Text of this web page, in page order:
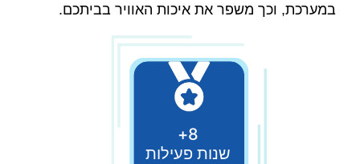
במערכת, וכך משפר את איכות האוויר בביתכם.
8+
שנות פעילות